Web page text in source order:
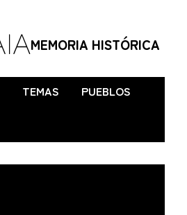
MEMORIA HISTÓRICA
TEMAS
PUEBLOS